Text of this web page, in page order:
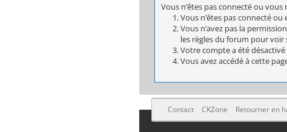
Vous n’êtes pas connecté ou vous
Vous n’êtes pas connecté
Vous n’avez pas la
les règles du forum pour
Votre compte a été
Vous avez accédé à cette
Contact CKZone Retourner en